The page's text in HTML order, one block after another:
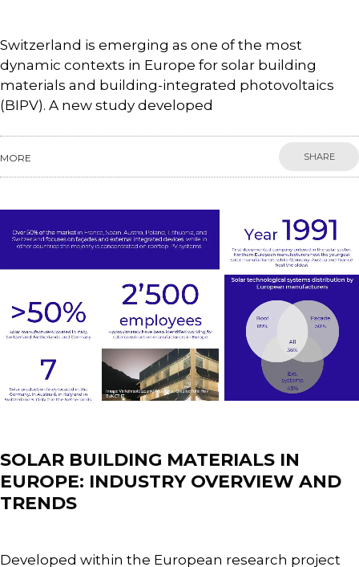
Switzerland is emerging as one of the most
dynamic contexts in Europe for solar building
materials and building-integrated photovoltaics
(BIPV). A new study developed
MORE SHARE
SOLAR BUILDING MATERIALS IN
EUROPE: INDUSTRY OVERVIEW AND
TRENDS
Developed within the European research project